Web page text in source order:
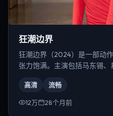
狂潮边界
狂潮边界（2024）是一部动
张力饱满。主演包括马东锡
高清 流畅
12万 28个月前